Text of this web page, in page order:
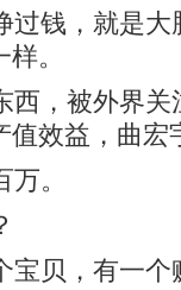
钱，就是大
。
，被外界关
效益，曲宏
。
贝，有一个